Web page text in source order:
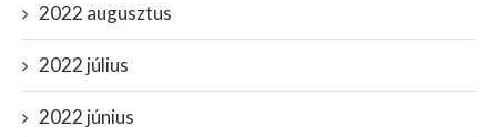
2022 augusztus
2022 július
2022 június